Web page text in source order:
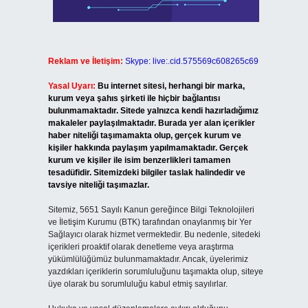
Reklam ve İletişim: Skype: live:.cid.575569c608265c69
Yasal Uyarı: Bu internet sitesi, herhangi bir marka,
kurum veya şahıs şirketi ile hiçbir bağlantısı
bulunmamaktadır. Sitede yalnızca kendi hazırladığımız
makaleler paylaşılmaktadır. Burada yer alan içerikler
haber niteliği taşımamakta olup, gerçek kurum ve
kişiler hakkında paylaşım yapılmamaktadır. Gerçek
kurum ve kişiler ile isim benzerlikleri tamamen
tesadüfidir. Sitemizdeki bilgiler taslak halindedir ve
tavsiye niteliği taşımazlar.
Sitemiz, 5651 Sayılı Kanun gereğince Bilgi Teknolojileri
ve İletişim Kurumu (BTK) tarafından onaylanmış bir Yer
Sağlayıcı olarak hizmet vermektedir. Bu nedenle, sitedeki
içerikleri proaktif olarak denetleme veya araştırma
yükümlülüğümüz bulunmamaktadır. Ancak, üyelerimiz
yazdıkları içeriklerin sorumluluğunu taşımakta olup, siteye
üye olarak bu sorumluluğu kabul etmiş sayılırlar.